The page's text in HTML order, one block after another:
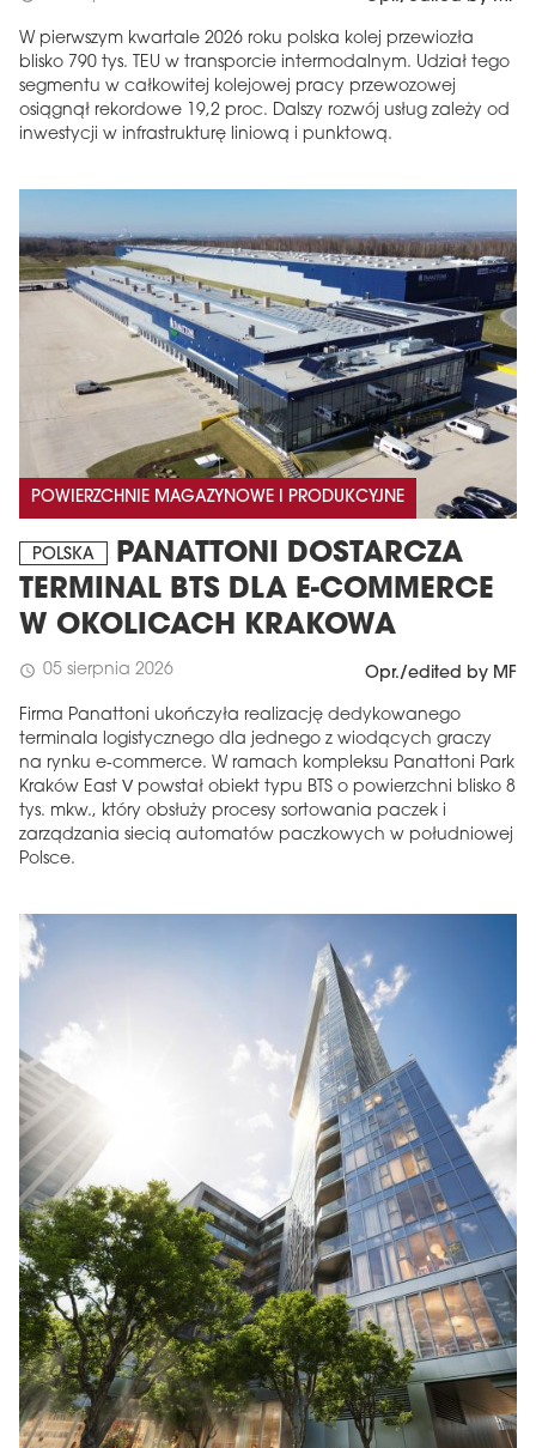
W pierwszym kwartale 2026 roku polska kolej przewiozła
blisko 790 tys. TEU w transporcie intermodalnym. Udział tego
segmentu w całkowitej kolejowej pracy przewozowej
osiągnął rekordowe 19,2 proc. Dalszy rozwój usług zależy od
inwestycji w infrastrukturę liniową i punktową.
POWIERZCHNIE MAGAZYNOWE I PRODUKCYJNE
POLSKA
PANATTONI DOSTARCZA
TERMINAL BTS DLA E-COMMERCE
W OKOLICACH KRAKOWA
schedule 05 sierpnia 2026 Opr./edited by MF
Firma Panattoni ukończyła realizację dedykowanego
terminala logistycznego dla jednego z wiodących graczy
na rynku e-commerce. W ramach kompleksu Panattoni Park
Kraków East V powstał obiekt typu BTS o powierzchni blisko 8
tys. mkw., który obsłuży procesy sortowania paczek i
zarządzania siecią automatów paczkowych w południowej
Polsce.